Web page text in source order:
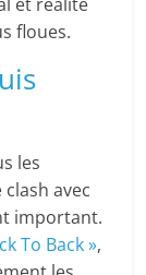
floues.
les
avec
important.
To Back »,